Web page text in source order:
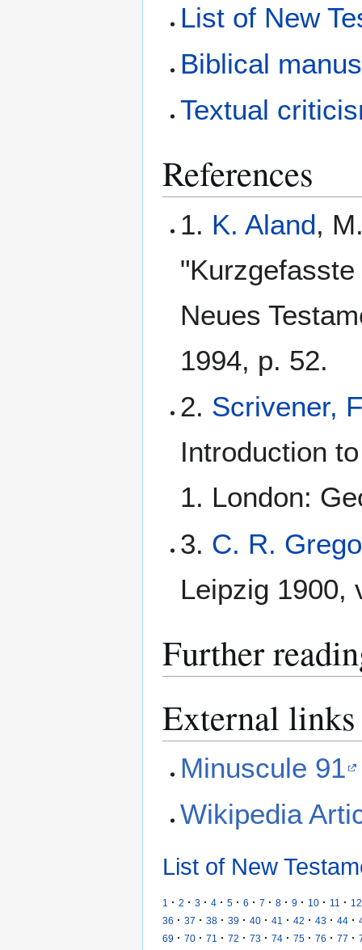
List of New
Biblical
Textual
References
1. K. Aland,
Neues
1994, p. 52.
2. Scrivener,
Introduction
1. London:
3. C. R.
Leipzig 1900,
Further
External links
Minuscule 91
Wikipedia
List of New
1 · 2 · 3 · 4 · 5 · 6 · 7 · 8 · 9 · 10 · 11 · 12
36 · 37 · 38 · 39 · 40 · 41 · 42 · 43 · 44 ·
69 · 70 · 71 · 72 · 73 · 74 · 75 · 76 · 77 ·